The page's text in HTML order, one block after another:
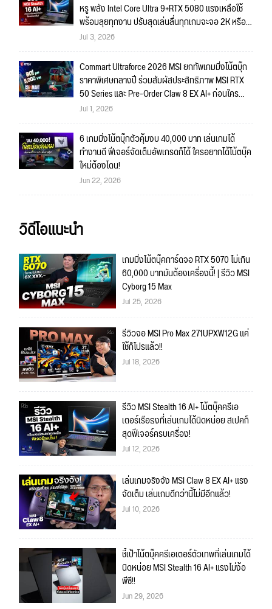
หรู พลัง Intel Core Ultra 9+RTX 5080 แรงเหลือใช้
พร้อมลุยทุกงาน ปรับสุดเล่นลื่นทุกเกมจะจอ 2K หรือ
4K ก็สบายมาก!!
Jul 3, 2026
Commart Ultraforce 2026 MSI ยกทัพเกมมิ่งโน้ตบุ๊ก
ราคาพิเศษกลางปี ร่วมสัมผัสประสิทธิภาพ MSI RTX
50 Series และ Pre-Order Claw 8 EX AI+ ก่อนใคร
พร้อมของรางวัลเข้าร่วมกิจกรรมในงาน!
Jul 1, 2026
6 เกมมิ่งโน้ตบุ๊กตัวคุ้มงบ 40,000 บาท เล่นเกมได้
ทำงานดี ฟีเจอร์จัดเต็มอัพเกรดก็ได้ ใครอยากได้โน้ตบุ๊ค
ใหม่ต้องโดน!
Jun 22, 2026
วิดีโอแนะนำ
เกมมิ่งโน้ตบุ๊คการ์ดจอ RTX 5070 ไม่เกิน
60,000 บาทมันต้องเครื่องนี้! | รีวิว MSI
Cyborg 15 Max
Jul 25, 2026
รีวิวจอ MSI Pro Max 271UPXW12G แค่
ใช้ก็โปรแล้ว!!
Jul 18, 2026
รีวิว MSI Stealth 16 AI+ โน้ตบุ๊คครีเอ
เตอร์เรือธงที่เล่นเกมได้นิดหน่อย สเปคก็
สุดฟีเจอร์ครบเครื่อง!
Jul 12, 2026
เล่นเกมจริงจัง MSI Claw 8 EX AI+ แรง
จัดเต็ม เล่นเกมดีกว่านี้ไม่มีอีกแล้ว!
Jul 10, 2026
ชี้เป้าโน้ตบุ๊คครีเอเตอร์ตัวเทพที่เล่นเกมได้
นิดหน่อย MSI Stealth 16 AI+ แรงไม่ง้อ
พีซี!!
Jun 29, 2026